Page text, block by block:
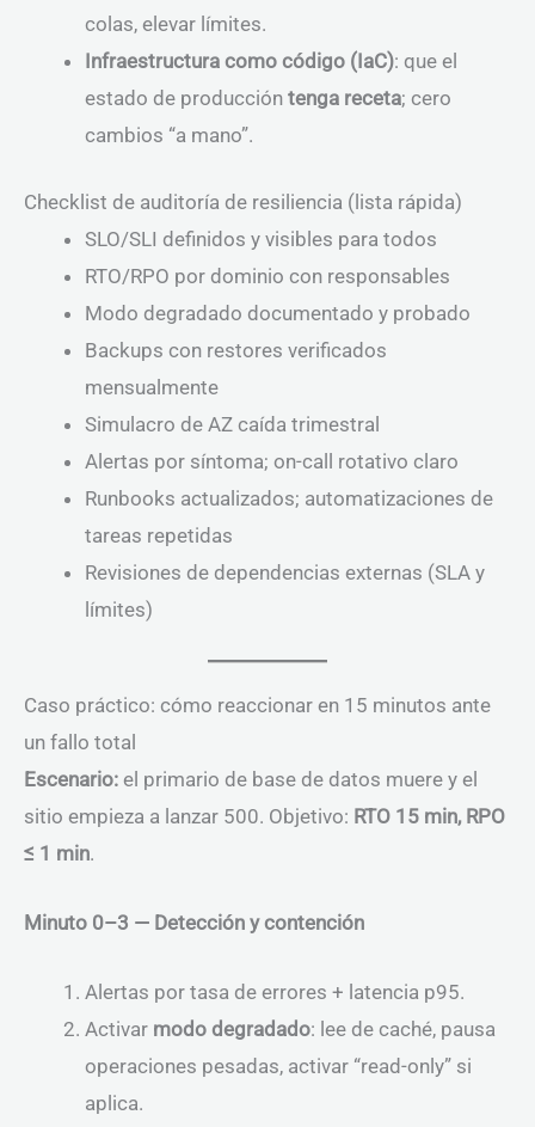
colas, elevar límites.
Infraestructura como código (IaC): que el
estado de producción tenga receta; cero
cambios “a mano”.
Checklist de auditoría de resiliencia (lista rápida)
SLO/SLI definidos y visibles para todos
RTO/RPO por dominio con responsables
Modo degradado documentado y probado
Backups con restores verificados
mensualmente
Simulacro de AZ caída trimestral
Alertas por síntoma; on-call rotativo claro
Runbooks actualizados; automatizaciones de
tareas repetidas
Revisiones de dependencias externas (SLA y
límites)
Caso práctico: cómo reaccionar en 15 minutos ante
un fallo total
Escenario: el primario de base de datos muere y el
sitio empieza a lanzar 500. Objetivo: RTO 15 min, RPO
≤ 1 min.
Minuto 0–3 — Detección y contención
Alertas por tasa de errores + latencia p95.
Activar modo degradado: lee de caché, pausa
operaciones pesadas, activar “read-only” si
aplica.